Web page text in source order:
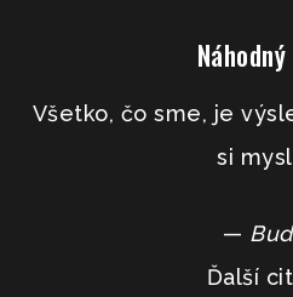
Všetko, čo sme, je
si
—
Ďalší